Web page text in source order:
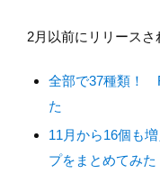
2月以前にリリース
全部で37種類！
た
11月から16個も
プをまとめてみた